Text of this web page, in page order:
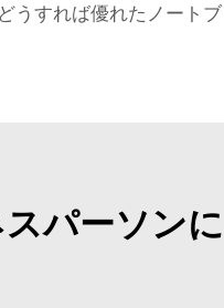
うすれば優れたノート
パーソン